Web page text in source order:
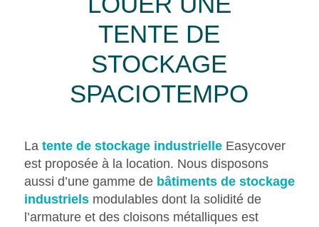
TENTE DE
STOCKAGE
SPACIOTEMPO
La tente de stockage industrielleEasycover
est proposée à la location. Nous disposons
aussi d’une gamme de bâtiments de stockage
industrielsmodulables dont la solidité de
l’armature et des cloisons métalliques est